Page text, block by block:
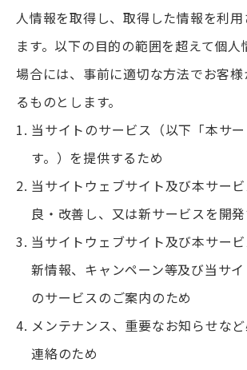
⼈情報を取得し、取得した情報を利
ます。以下の⽬的の範囲を超えて個⼈
場合には、事前に適切な⽅法でお客
るものとします。
当サイトのサービス（以下「本サ
す。）を提供するため
当サイトウェブサイト及び本サー
良・改善し、又は新サービスを開
当サイトウェブサイト及び本サー
新情報、キャンペーン等及び当サ
のサービスのご案内のため
メンテナンス、重要なお知らせな
連絡のため